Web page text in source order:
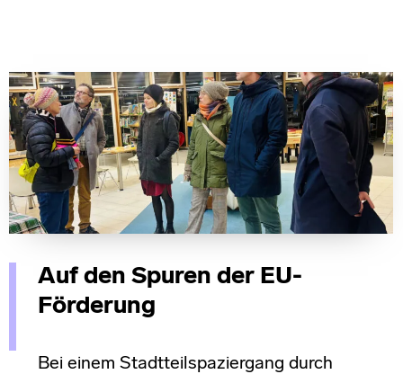
Auf den Spuren der EU-
Förderung
Bei einem Stadtteilspaziergang durch